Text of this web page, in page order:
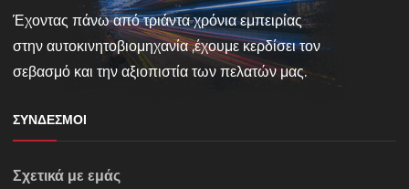
Έχοντας πάνω από τριάντα χρόνια εμπειρίας
στην αυτοκινητοβιομηχανία ,έχουμε κερδίσει τον
σεβασμό και την αξιοπιστία των πελατών μας.
ΣΎΝΔΕΣΜΟΙ
Σχετικά με εμάς